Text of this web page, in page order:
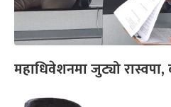
महाधिवेशनमा जुट्यो